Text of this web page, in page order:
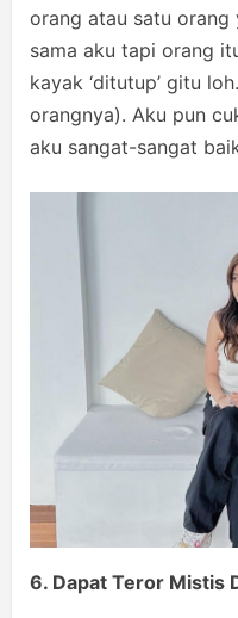
orang atau satu orang
sama aku tapi orang
kayak ‘ditutup’ gitu
orangnya). Aku pun
aku sangat-sangat
6. Dapat Teror Mistis